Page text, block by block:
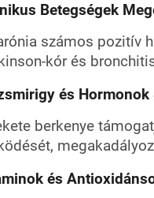
Betegségek
számos pozitív
kór és
és
berkenye
és